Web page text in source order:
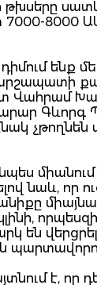
թխսերը
8000
ենք
Վահրամ
Գևորգ
չթողնեն
նաև, որ
են
է, որ